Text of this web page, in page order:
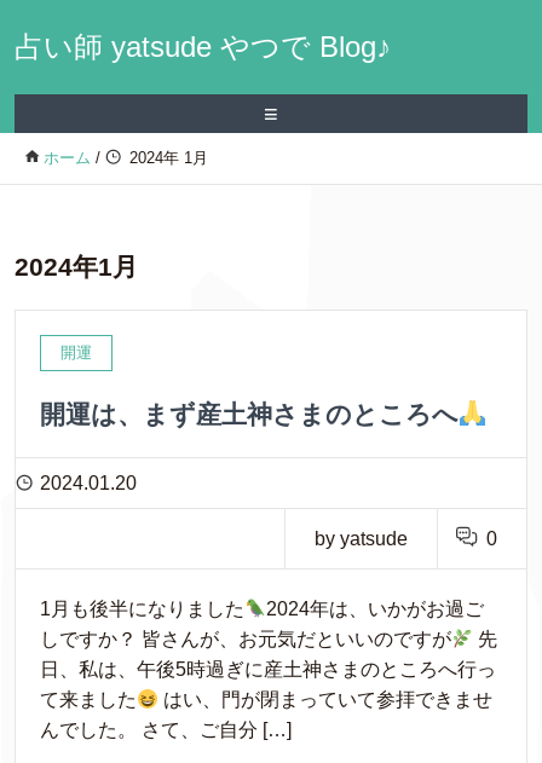
占い師 yatsude やつで Blog♪
≡
ホーム / 2024年 1月
2024年1月
開運
開運は、まず産土神さまのところへ
2024.01.20
by yatsude 0
1月も後半になりました
2024年は、いかがお過ご
しですか？ 皆さんが、お元気だといいのですが
先
日、私は、午後5時過ぎに産土神さまのところへ行っ
て来ました
はい、門が閉まっていて参拝できませ
んでした。 さて、ご自分 […]